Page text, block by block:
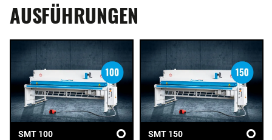
AUSFÜHRUNGEN
SMT 100
SMT 150